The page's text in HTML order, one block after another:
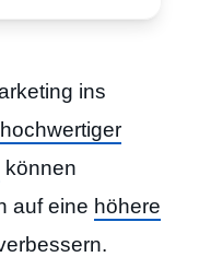
ins
können
auf eine höhere